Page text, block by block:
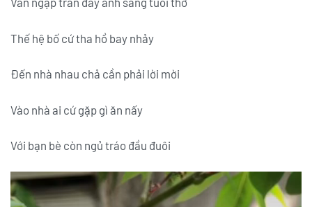
Thế hệ bố cứ tha hồ bay nhảy
Đến nhà nhau chả cần phải lời mời
Vào nhà ai cứ gặp gì ăn nấy
Với bạn bè còn ngủ tráo đầu đuôi